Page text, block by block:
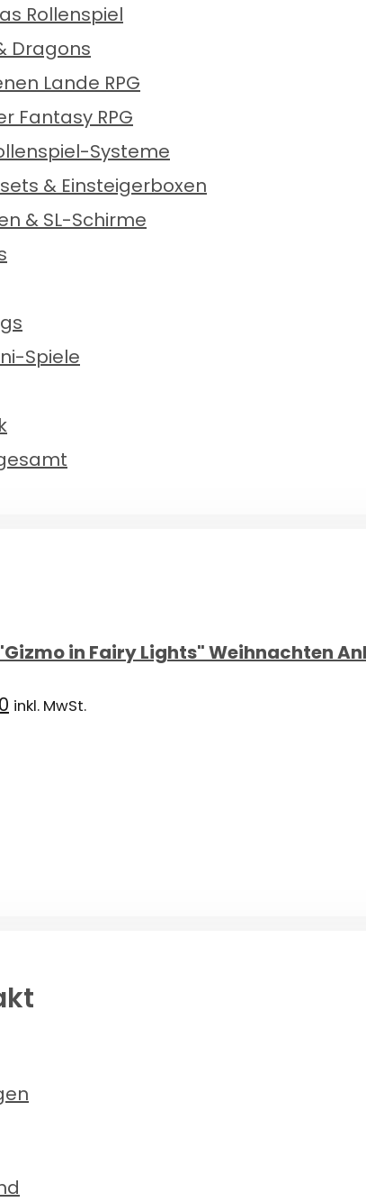
Rollenspiel
Dragons
Lande RPG
Fantasy RPG
Systeme
& Einsteigerboxen
& SL-Schirme
Spiele
in Fairy Lights" Weihnachten
Aktueller
inkl. MwSt.